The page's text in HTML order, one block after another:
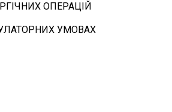
ОПЕРАЦІЙ
УМОВАХ